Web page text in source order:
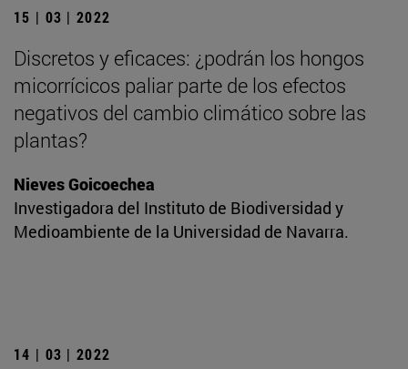
15 | 03 | 2022
Discretos y eficaces: ¿podrán los hongos
micorrícicos paliar parte de los efectos
negativos del cambio climático sobre las
plantas?
Nieves Goicoechea
Investigadora del Instituto de Biodiversidad y
Medioambiente de la Universidad de Navarra.
14 | 03 | 2022